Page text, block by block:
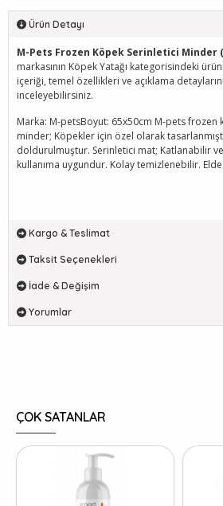
Ürün Detayı
M-Pets Frozen Köpek Serinletici Minder
markasının Köpek Yatağı kategorisindeki
içeriği, temel özellikleri ve açıklama
inceleyebilirsiniz.
Marka: M-petsBoyut: 65x50cm M-pets frozen
minder; Köpekler için özel olarak
doldurulmuştur. Serinletici mat; Katlanabilir
kullanıma uygundur. Kolay temizlenebilir.
Kargo & Teslimat
Taksit Seçenekleri
İade & Değişim
Yorumlar
ÇOK SATANLAR